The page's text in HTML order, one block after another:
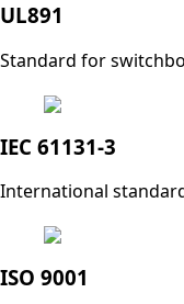
UL891
Standard for
IEC 61131-3
International
ISO 9001